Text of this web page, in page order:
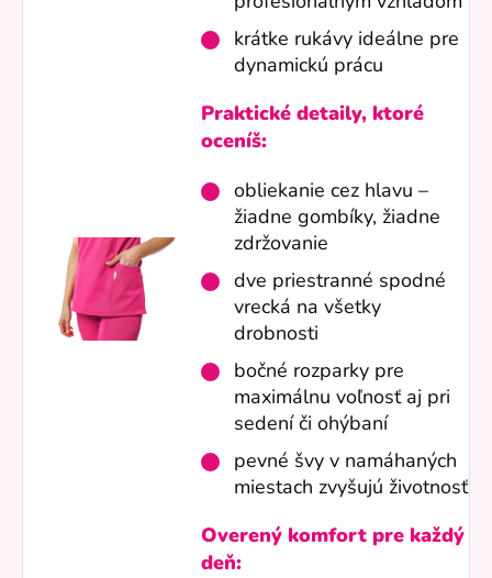
krátke rukávy ideálne pre
dynamickú prácu
Praktické detaily, ktoré
oceníš:
obliekanie cez hlavu –
žiadne gombíky, žiadne
zdržovanie
dve priestranné spodné
vrecká na všetky
drobnosti
bočné rozparky pre
maximálnu voľnosť aj pri
sedení či ohýbaní
pevné švy v namáhaných
miestach zvyšujú životnosť
Overený komfort pre každý
deň: